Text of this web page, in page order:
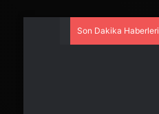
Son Dakika Haberleri